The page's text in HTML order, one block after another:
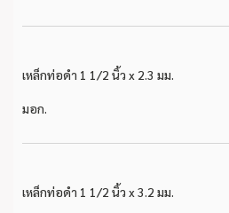
เหล็กท่อดำ 1 1/2 นิ้ว x 2.3 มม.
มอก.
เหล็กท่อดำ 1 1/2 นิ้ว x 3.2 มม.